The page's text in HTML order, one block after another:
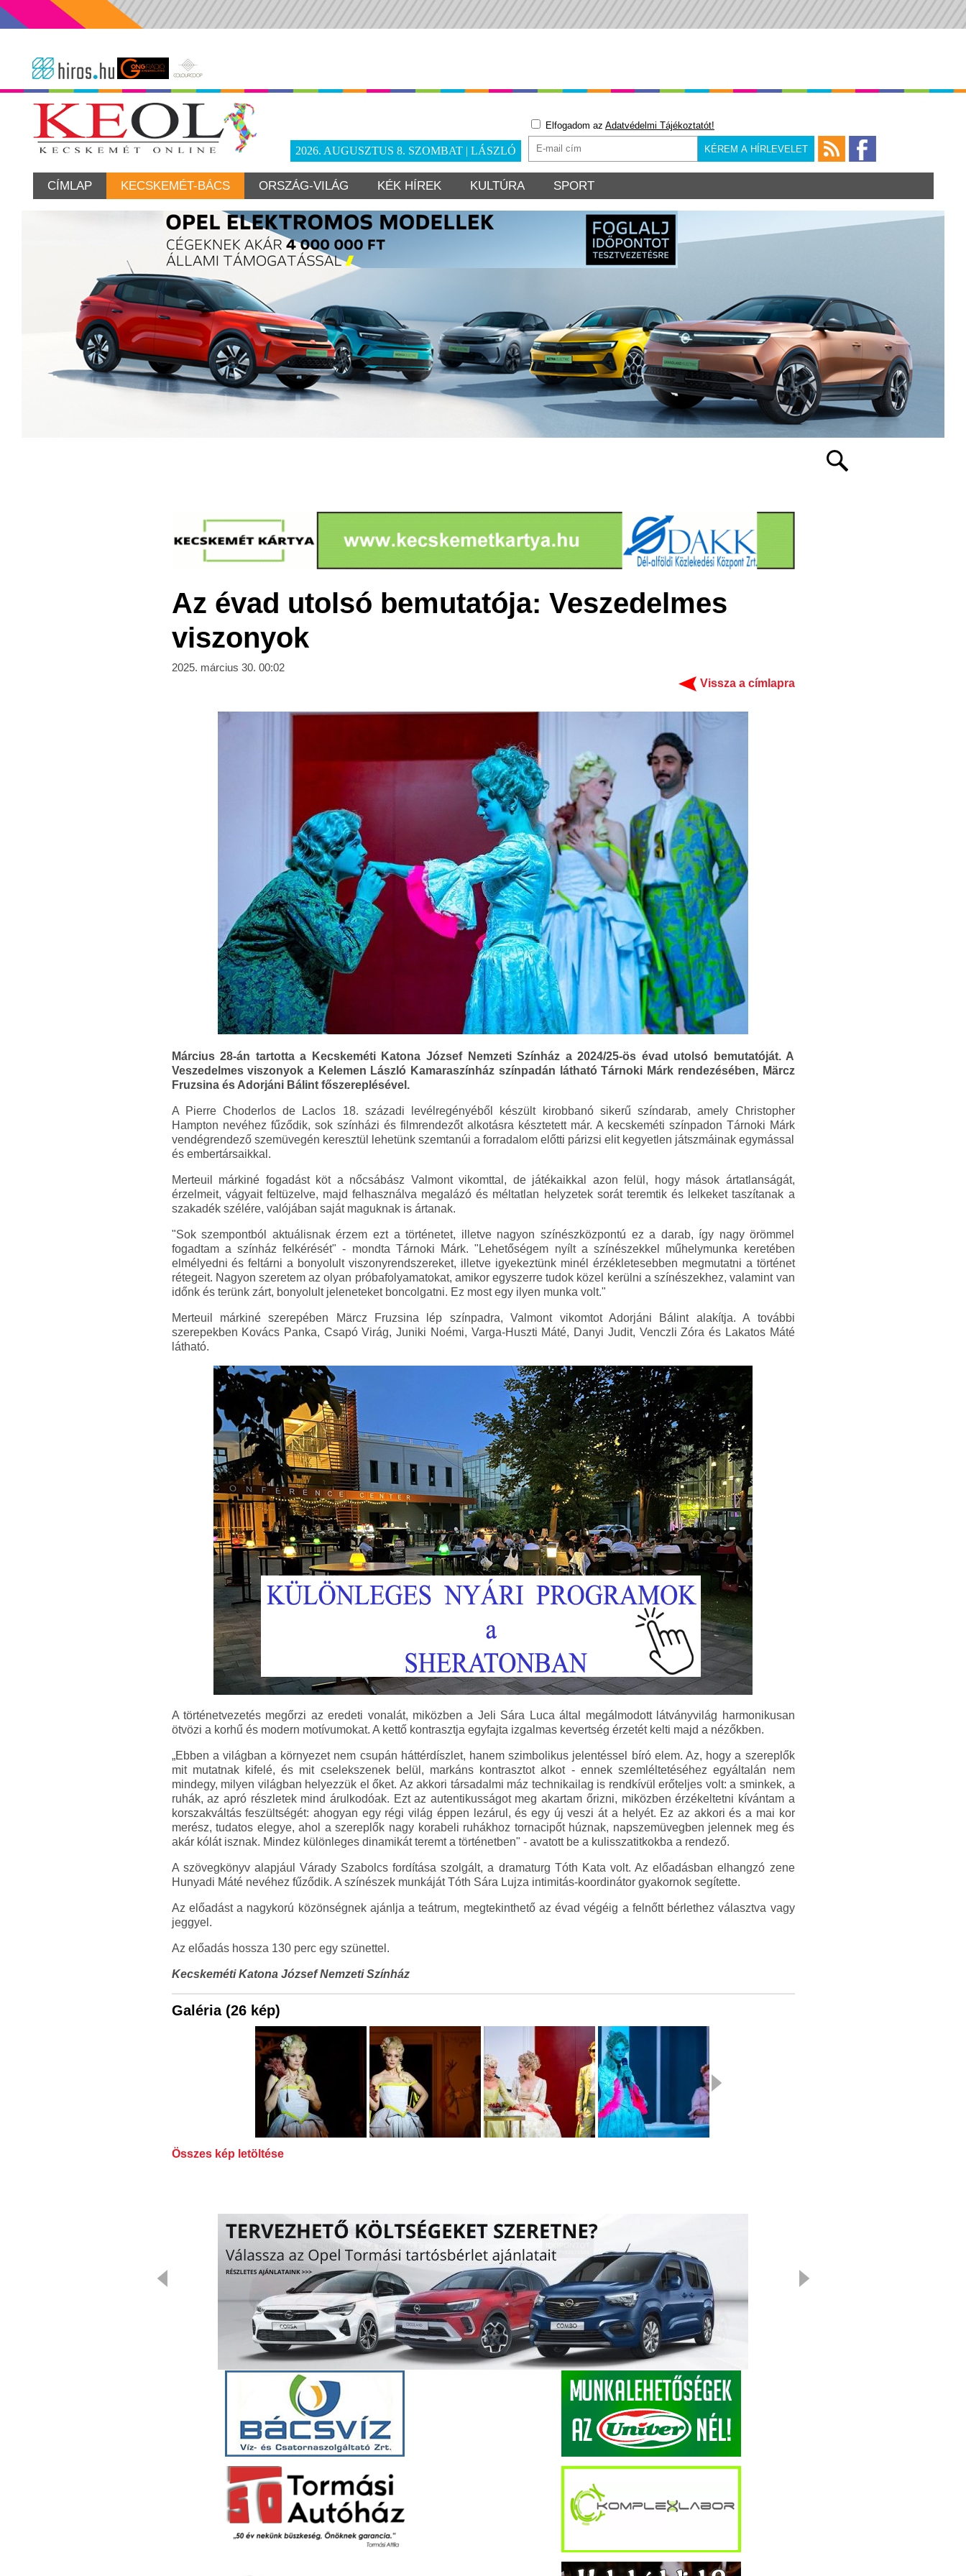
2026. AUGUSZTUS 8. SZOMBAT | LÁSZLÓ
Elfogadom az Adatvédelmi Tájékoztatót!
CÍMLAP KECSKEMÉT-BÁCS ORSZÁG-VILÁG KÉK HÍREK KULTÚRA SPORT
Az évad utolsó bemutatója: Veszedelmes
viszonyok
2025. március 30. 00:02
Vissza a címlapra
Március 28-án tartotta a Kecskeméti Katona József Nemzeti Színház a 2024/25-ös évad utolsó bemutatóját. A
Veszedelmes viszonyok a Kelemen László Kamaraszínház színpadán látható Tárnoki Márk rendezésében, Märcz
Fruzsina és Adorjáni Bálint főszereplésével.
A Pierre Choderlos de Laclos 18. századi levélregényéből készült kirobbanó sikerű színdarab, amely Christopher
Hampton nevéhez fűződik, sok színházi és filmrendezőt alkotásra késztetett már. A kecskeméti színpadon Tárnoki Márk
vendégrendező szemüvegén keresztül lehetünk szemtanúi a forradalom előtti párizsi elit kegyetlen játszmáinak egymással
és embertársaikkal.
Merteuil márkiné fogadást köt a nőcsábász Valmont vikomttal, de játékaikkal azon felül, hogy mások ártatlanságát,
érzelmeit, vágyait feltüzelve, majd felhasználva megalázó és méltatlan helyzetek sorát teremtik és lelkeket taszítanak a
szakadék szélére, valójában saját maguknak is ártanak.
"Sok szempontból aktuálisnak érzem ezt a történetet, illetve nagyon színészközpontú ez a darab, így nagy örömmel
fogadtam a színház felkérését" - mondta Tárnoki Márk. "Lehetőségem nyílt a színészekkel műhelymunka keretében
elmélyedni és feltárni a bonyolult viszonyrendszereket, illetve igyekeztünk minél érzékletesebben megmutatni a történet
rétegeit. Nagyon szeretem az olyan próbafolyamatokat, amikor egyszerre tudok közel kerülni a színészekhez, valamint van
időnk és terünk zárt, bonyolult jeleneteket boncolgatni. Ez most egy ilyen munka volt."
Merteuil márkiné szerepében Märcz Fruzsina lép színpadra, Valmont vikomtot Adorjáni Bálint alakítja. A további
szerepekben Kovács Panka, Csapó Virág, Juniki Noémi, Varga-Huszti Máté, Danyi Judit, Venczli Zóra és Lakatos Máté
látható.
A történetvezetés megőrzi az eredeti vonalát, miközben a Jeli Sára Luca által megálmodott látványvilág harmonikusan
ötvözi a korhű és modern motívumokat. A kettő kontrasztja egyfajta izgalmas kevertség érzetét kelti majd a nézőkben.
„Ebben a világban a környezet nem csupán háttérdíszlet, hanem szimbolikus jelentéssel bíró elem. Az, hogy a szereplők
mit mutatnak kifelé, és mit cselekszenek belül, markáns kontrasztot alkot - ennek szemléltetéséhez egyáltalán nem
mindegy, milyen világban helyezzük el őket. Az akkori társadalmi máz technikailag is rendkívül erőteljes volt: a sminkek, a
ruhák, az apró részletek mind árulkodóak. Ezt az autentikusságot meg akartam őrizni, miközben érzékeltetni kívántam a
korszakváltás feszültségét: ahogyan egy régi világ éppen lezárul, és egy új veszi át a helyét. Ez az akkori és a mai kor
merész, tudatos elegye, ahol a szereplők nagy korabeli ruhákhoz tornacipőt húznak, napszemüvegben jelennek meg és
akár kólát isznak. Mindez különleges dinamikát teremt a történetben" - avatott be a kulisszatitkokba a rendező.
A szövegkönyv alapjául Várady Szabolcs fordítása szolgált, a dramaturg Tóth Kata volt. Az előadásban elhangzó zene
Hunyadi Máté nevéhez fűződik. A színészek munkáját Tóth Sára Lujza intimitás-koordinátor gyakornok segítette.
Az előadást a nagykorú közönségnek ajánlja a teátrum, megtekinthető az évad végéig a felnőtt bérlethez választva vagy
jeggyel.
Az előadás hossza 130 perc egy szünettel.
Kecskeméti Katona József Nemzeti Színház
Galéria (26 kép)
Összes kép letöltése